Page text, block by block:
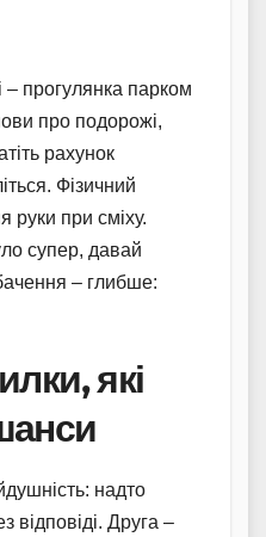
– прогулянка парком
про подорожі,
рахунок
Фізичний
руки при сміху.
супер, давай
– глибше:
які
надто
відповіді. Друга –